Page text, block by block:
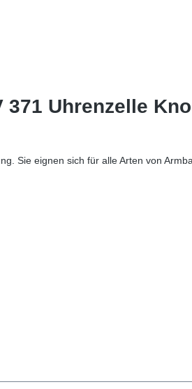
Uhrenzelle
Sie eignen sich für alle Arten von